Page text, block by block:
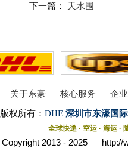
下一篇： 天水围
关于东豪 核心服务 企
版权所有： DHE 深圳市东濠国
全球快递 · 空运 · 海运 ·
Copyright 2013 - 2025 http://